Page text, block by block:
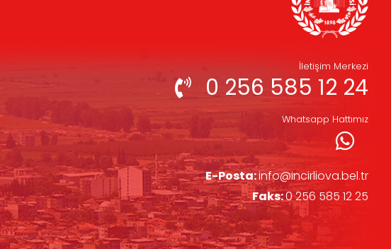
İletişim Merkezi
0 256 585 12 24
Whatsapp Hattımız
E-Posta:info@incirliova.bel.tr
Faks:0 256 585 12 25